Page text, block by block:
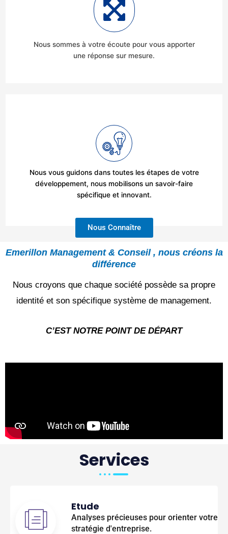
Nous sommes à votre écoute pour vous apporter
une réponse sur mesure.
Nous vous guidons dans toutes les étapes de votre
développement, nous mobilisons un savoir-faire
spécifique et innovant.
Nous Connaître
Emerillon Management & Conseil , nous créons la
différence
Nous croyons que chaque société possède sa propre
identité et son spécifique système de management.
C’EST NOTRE POINT DE DÉPART
Services
Etude
Analyses précieuses pour orienter votre
stratégie d'entreprise.